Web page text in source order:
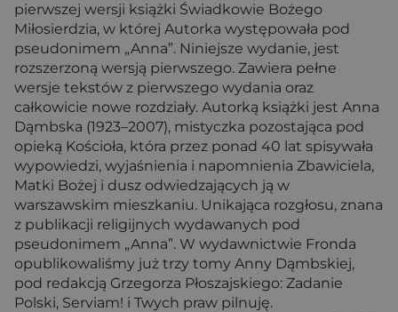
pierwszej wersji książki Świadkowie Bożego
Miłosierdzia, w której Autorka występowała pod
pseudonimem „Anna”. Niniejsze wydanie, jest
rozszerzoną wersją pierwszego. Zawiera pełne
wersje tekstów z pierwszego wydania oraz
całkowicie nowe rozdziały. Autorką książki jest Anna
Dąmbska (1923–2007), mistyczka pozostająca pod
opieką Kościoła, która przez ponad 40 lat spisywała
wypowiedzi, wyjaśnienia i napomnienia Zbawiciela,
Matki Bożej i dusz odwiedzających ją w
warszawskim mieszkaniu. Unikająca rozgłosu, znana
z publikacji religijnych wydawanych pod
pseudonimem „Anna”. W wydawnictwie Fronda
opublikowaliśmy już trzy tomy Anny Dąmbskiej,
pod redakcją Grzegorza Płoszajskiego: Zadanie
Polski, Serviam! i Twych praw pilnuję.